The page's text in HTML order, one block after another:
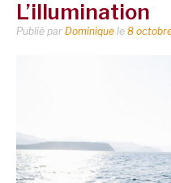
L’illumination
Publié par Dominique le 8